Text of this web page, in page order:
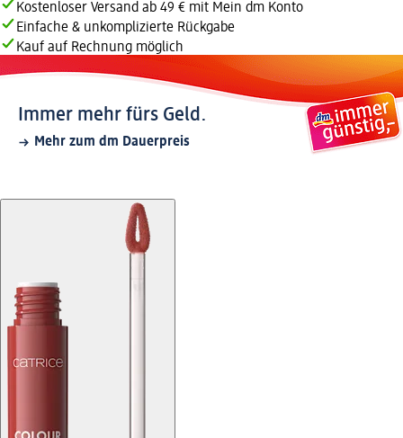
Kostenloser Versand ab 49 € mit Mein dm Konto
Einfache & unkomplizierte Rückgabe
Kauf auf Rechnung möglich
Immer mehr fürs Geld.
Mehr zum dm Dauerpreis